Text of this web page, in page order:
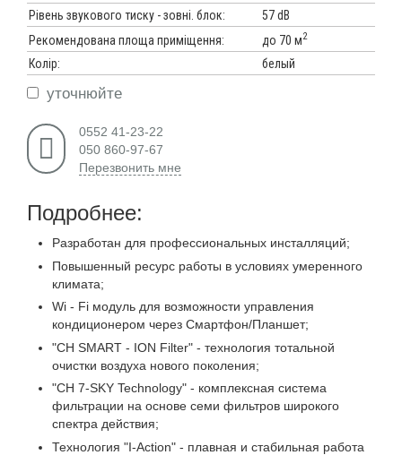
Рівень звукового тиску - зовні. блок:
57 dB
Рекомендована площа приміщення:
до 70 м2
Колір: белый
уточнюйте
0552 41-23-22
050 860-97-67
Перезвонить мне
Подробнее:
Разработан для профессиональных инсталляций;
Повышенный ресурс работы в условиях умеренного
климата;
Wi - Fi модуль для возможности управления
кондиционером через Смартфон/Планшет;
"CH SMART - ION Filter" - технология тотальной
очистки воздуха нового поколения;
"CH 7-SKY Technology" - комплексная система
фильтрации на основе семи фильтров широкого
спектра действия;
Технология "I-Action" - плавная и стабильная работа